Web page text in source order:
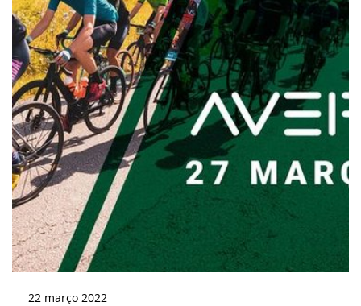
22 março 2022